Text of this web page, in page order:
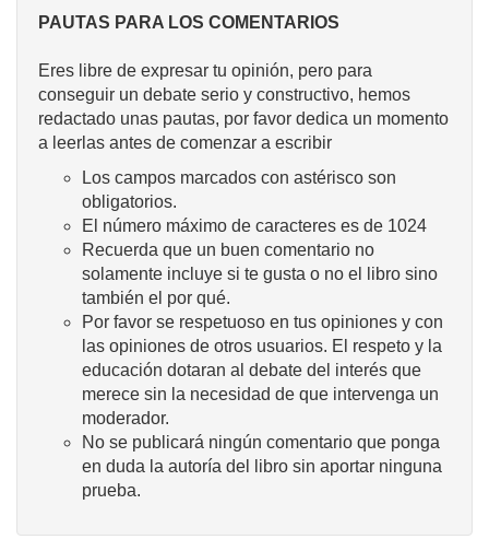
PAUTAS PARA LOS COMENTARIOS
Eres libre de expresar tu opinión, pero para
conseguir un debate serio y constructivo, hemos
redactado unas pautas, por favor dedica un momento
a leerlas antes de comenzar a escribir
Los campos marcados con astérisco son
obligatorios.
El número máximo de caracteres es de 1024
Recuerda que un buen comentario no
solamente incluye si te gusta o no el libro sino
también el por qué.
Por favor se respetuoso en tus opiniones y con
las opiniones de otros usuarios. El respeto y la
educación dotaran al debate del interés que
merece sin la necesidad de que intervenga un
moderador.
No se publicará ningún comentario que ponga
en duda la autoría del libro sin aportar ninguna
prueba.